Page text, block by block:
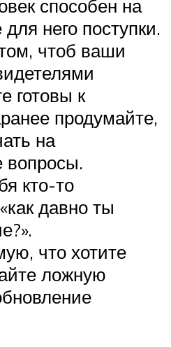
способен на
него поступки.
чтоб ваши
готовы к
продумайте,
на
вопросы.
кто-то
давно ты
что хотите
ложную